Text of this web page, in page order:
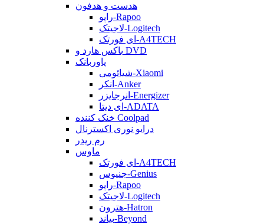
هدست و هدفون
راپو-Rapoo
لاجیتک-Logitech
ای فورتک-A4TECH
باکس هارد و DVD
پاوربانک
شیائومی-Xiaomi
انکر-Anker
انرجایزر-Energizer
ای دیتا-ADATA
خنک کننده Coolpad
درایو نوری اکسترنال
رم ریدر
ماوس
ای فورتک-A4TECH
جنیوس-Genius
راپو-Rapoo
لاجیتک-Logitech
هترون-Hatron
بیاند-Beyond